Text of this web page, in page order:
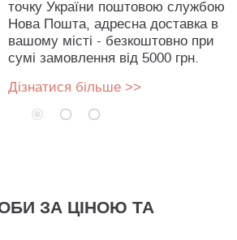
точку України поштовою службою
Нова Пошта, адресна доставка в
вашому місті - безкоштовно при
сумі замовлення від 5000 грн.
Дізнатися більше >>
ЗА ЦІНОЮ ТА